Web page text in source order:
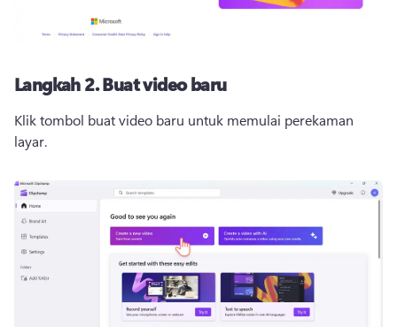
Langkah 2.Buat video baru
Klik tombol buat video baru untuk memulai perekaman
layar.